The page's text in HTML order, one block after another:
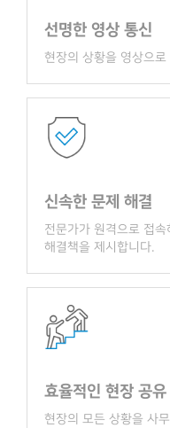
선명한 영상 통신
현장의 상황을 영상으
신속한 문제 해결
전문가가 원격으로 접
해결책을 제시합니다.
효율적인 현장 공유
현장의 모든 상황을 사